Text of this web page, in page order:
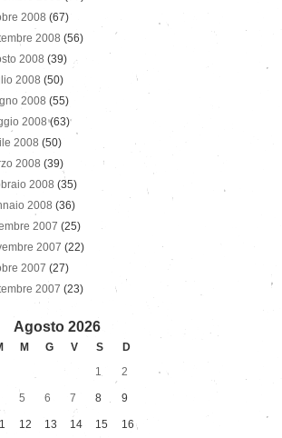
2008 (67)
2008 (56)
2008 (39)
2008 (50)
2008 (55)
2008(63)
2008 (50)
2008 (39)
2008 (35)
2008 (36)
2007 (25)
2007 (22)
2007 (27)
2007 (23)
Agosto 2026
M G V S
D
1
2
5 6 7 8 9
12 13 14 15 16